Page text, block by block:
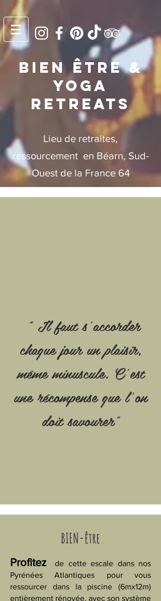
bien être &
YOGA
RETREATS
Lieu de retraites,
ressourcement en Béarn, Sud-
Ouest de la France 64
" Il faut s’accorder
chaque jour un plaisir,
même minuscule. C’est
une récompense que l’on
doit savourer"
BIEN-être
Profitezde cette escale dans nos
Pyrénées Atlantiques pour vous
ressourcer dans la piscine (6mx12m)
entièrement rénovée, avec son système